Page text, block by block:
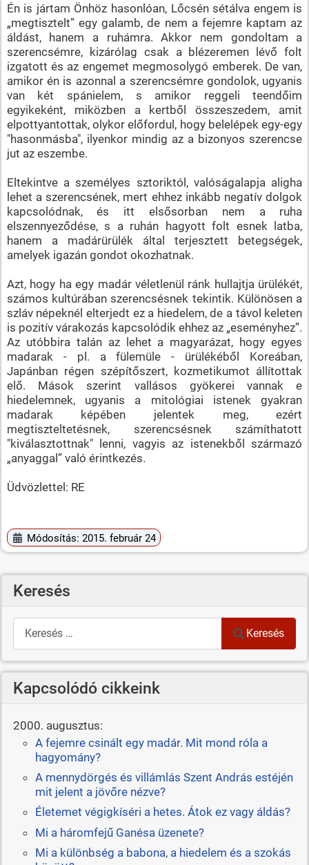
Én is jártam Önhöz hasonlóan, Lőcsén sétálva engem is
„megtisztelt” egy galamb, de nem a fejemre kaptam az
áldást, hanem a ruhámra. Akkor nem gondoltam a
szerencsémre, kizárólag csak a blézeremen lévő folt
izgatott és az engemet megmosolygó emberek. De van,
amikor én is azonnal a szerencsémre gondolok, ugyanis
van két spánielem, s amikor reggeli teendőim
egyikeként, miközben a kertből összeszedem, amit
elpottyantottak, olykor előfordul, hogy belelépek egy-egy
"hasonmásba", ilyenkor mindig az a bizonyos szerencse
jut az eszembe.
Eltekintve a személyes sztoriktól, valóságalapja aligha
lehet a szerencsének, mert ehhez inkább negatív dolgok
kapcsolódnak, és itt elsősorban nem a ruha
elszennyeződése, s a ruhán hagyott folt esnek latba,
hanem a madárürülék által terjesztett betegségek,
amelyek igazán gondot okozhatnak.
Azt, hogy ha egy madár véletlenül ránk hullajtja ürülékét,
számos kultúrában szerencsésnek tekintik. Különösen a
szláv népeknél elterjedt ez a hiedelem, de a távol keleten
is pozitív várakozás kapcsolódik ehhez az „eseményhez”.
Az utóbbira talán az lehet a magyarázat, hogy egyes
madarak - pl. a fülemüle - ürülékéből Koreában,
Japánban régen szépítőszert, kozmetikumot állítottak
elő. Mások szerint vallásos gyökerei vannak e
hiedelemnek, ugyanis a mitológiai istenek gyakran
madarak képében jelentek meg, ezért
megtiszteltetésnek, szerencsésnek számíthatott
"kiválasztottnak" lenni, vagyis az istenekből származó
„anyaggal” való érintkezés.
Üdvözlettel: RE
Módosítás: 2015. február 24
Keresés
Keresés
Keresés
Kapcsolódó cikkeink
2000. augusztus:
A fejemre csinált egy madár. Mit mond róla a
hagyomány?
A mennydörgés és villámlás Szent András estéjén
mit jelent a jövőre nézve?
Életemet végigkíséri a hetes. Átok ez vagy áldás?
Mi a háromfejű Ganésa üzenete?
Mi a különbség a babona, a hiedelem és a szokás